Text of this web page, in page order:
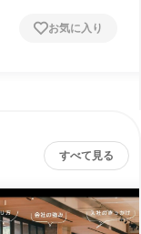
お気に入り
すべて見る